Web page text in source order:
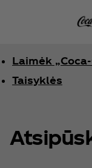
Laimėk
Taisyklės